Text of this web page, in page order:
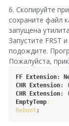
o
g
l
e
o
n
G
6. Скопируйте
сохраните файл
запущена
Запустите FRST
подождите.
Пожалуйста,
FF Extension:
CHR
Extension:
CHR
Extension:
EmptyTemp :
Reboot :